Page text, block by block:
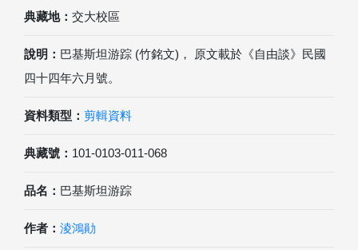
典藏地： 交大校區
說明： 巴基斯坦游踪 (竹銘文)， 原文載於《自由談》民國
四十四年六月號。
資料類型： 剪輯資料
典藏號： 101-0103-011-068
品名： 巴基斯坦游踪
作者： 淩鴻勛